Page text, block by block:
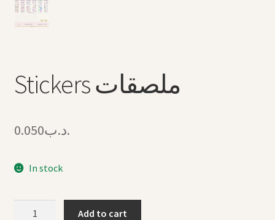
Stickers ملصقات
.د.ب0.050
In stock
Add to cart